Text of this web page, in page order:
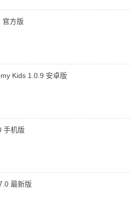
官方版
Kids 1.0.9 安卓版
手机版
最新版